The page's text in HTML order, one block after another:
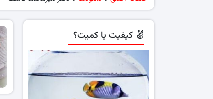
کیفیت یا کمیت؟